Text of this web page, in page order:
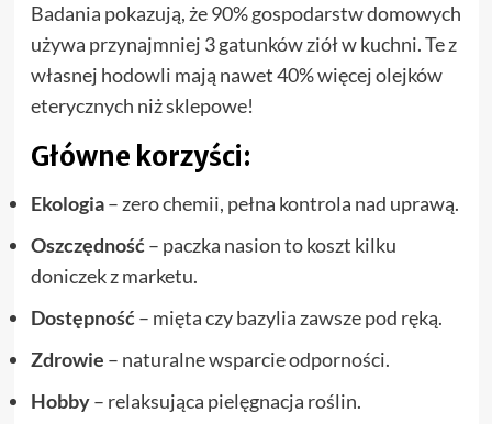
Badania pokazują, że 90% gospodarstw domowych
używa przynajmniej 3 gatunków ziół w kuchni. Te z
własnej hodowli mają nawet 40% więcej olejków
eterycznych niż sklepowe!
Główne korzyści:
Ekologia– zero chemii, pełna kontrola nad uprawą.
Oszczędność– paczka nasion to koszt kilku
doniczek z marketu.
Dostępność– mięta czy bazylia zawsze pod ręką.
Zdrowie – naturalne wsparcie odporności.
Hobby– relaksująca pielęgnacja roślin.